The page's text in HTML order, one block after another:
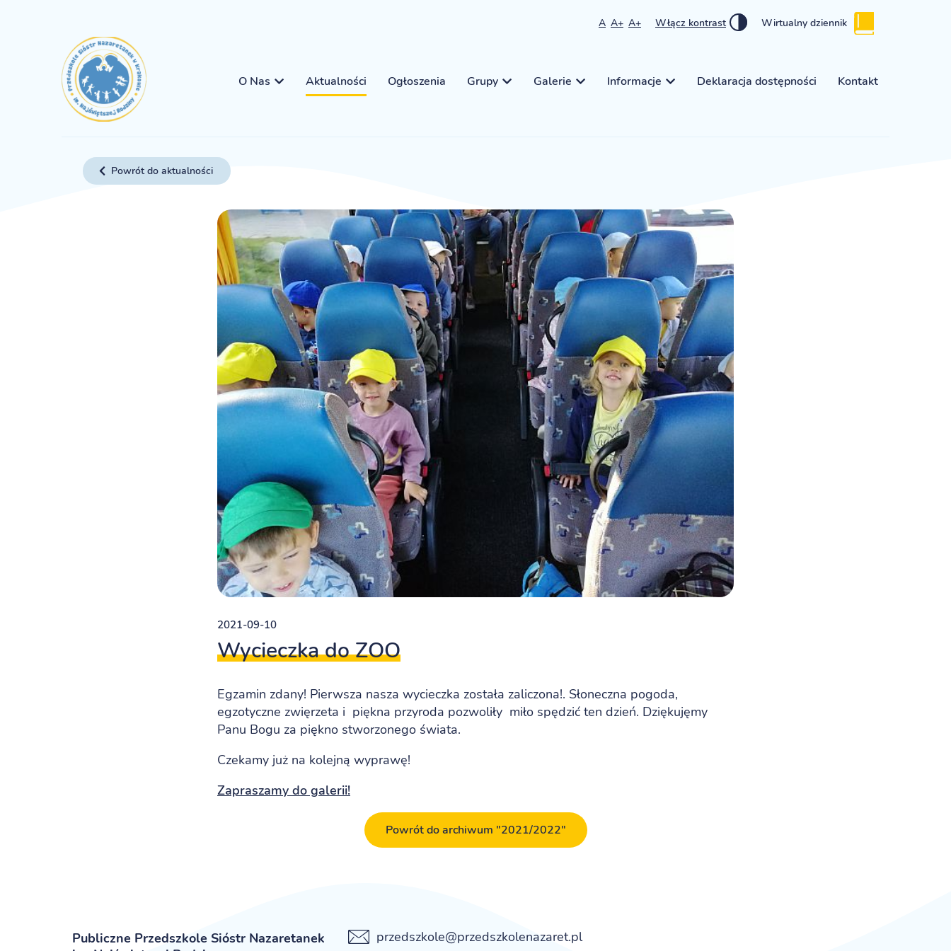
A A+ A+ Włącz kontrast Wirtualny dziennik
O Nas Aktualności Ogłoszenia Grupy Galerie Informacje Deklaracja dostępności Kontakt
Powrót do aktualności
2021-09-10
Wycieczka do ZOO
Egzamin zdany! Pierwsza nasza wycieczka została zaliczona!. Słoneczna pogoda,
egzotyczne zwięrzeta i piękna przyroda pozwoliły miło spędzić ten dzień. Dziękujęmy
Panu Bogu za piękno stworzonego świata.
Czekamy już na kolejną wyprawę!
Zapraszamy do galerii!
Powrót do archiwum "2021/2022"
Publiczne Przedszkole Sióstr Nazaretanek
przedszkole@przedszkolenazaret.pl